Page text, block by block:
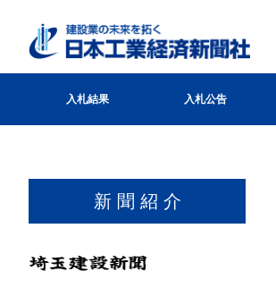
入札結果 入札公告
新 聞 紹 介